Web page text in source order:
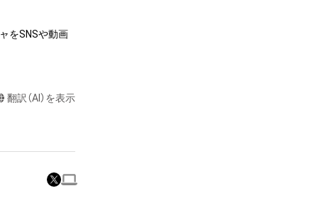
をSNSや動画
、特許権、実
たはその管理委
翻訳（AI）を表示